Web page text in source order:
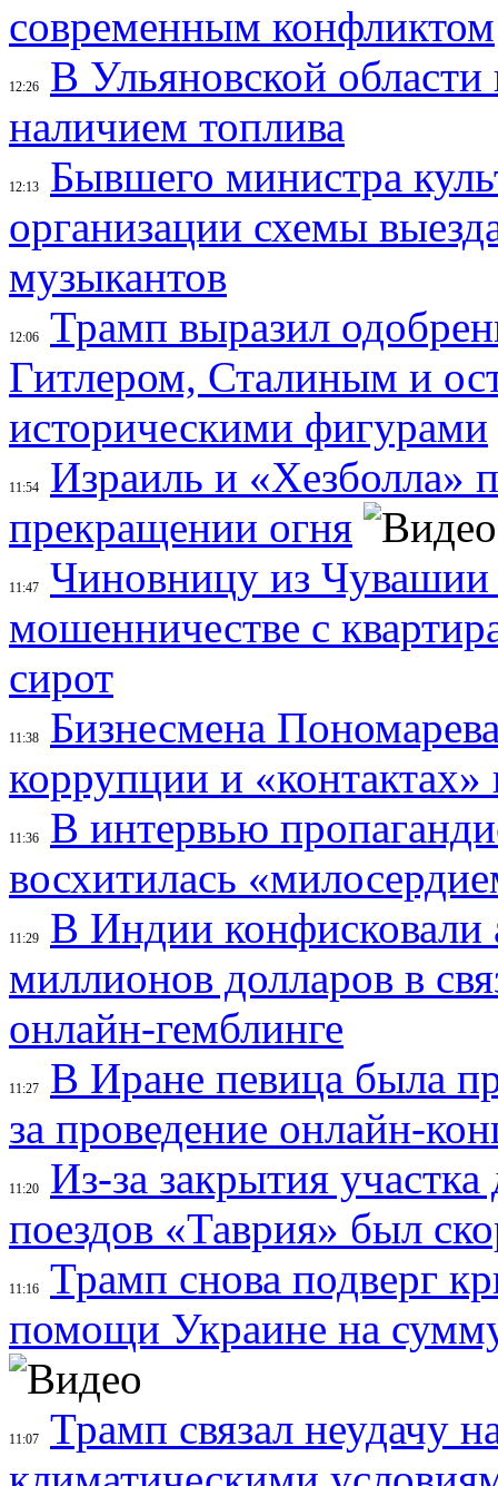
современным конфликтом
12:26
В Ульяновской области
наличием топлива
12:13
Бывшего министра
организации схемы
музыкантов
12:06
Трамп выразил
Гитлером, Сталиным и
историческими фигурами
11:54
Израиль и «Хезболла»
прекращении огня
11:47
Чиновницу из
мошенничестве с
сирот
11:38
Бизнесмена
коррупции и
11:36
В интервью
восхитилась
11:29
В Индии конфисковали
миллионов долларов в
онлайн-гемблинге
11:27
В Иране певица была
за проведение онлайн-
11:20
Из-за закрытия
поездов «Таврия» был
11:16
Трамп снова подверг
помощи Украине на
11:07
Трамп связал неудачу